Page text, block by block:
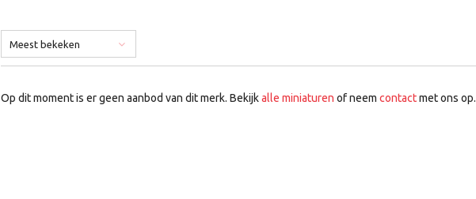
Meest bekeken
Op dit moment is er geen aanbod van dit merk. Bekijkalle miniaturen of neem contactmet ons op.